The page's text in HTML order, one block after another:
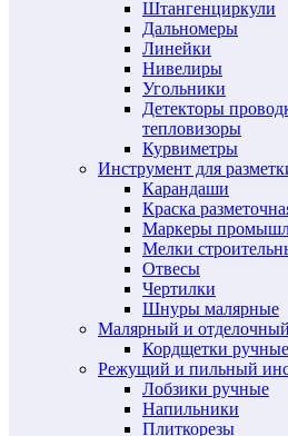
Штангенциркули
Дальномеры
Линейки
Нивелиры
Угольники
Детекторы
тепловизоры
Курвиметры
Инструмент для
Карандаши
Краска
Маркеры
Мелки
Отвесы
Чертилки
Шнуры малярные
Малярный и
Кордщетки ручные
Режущий и пильный
Лобзики ручные
Напильники
Плиткорезы